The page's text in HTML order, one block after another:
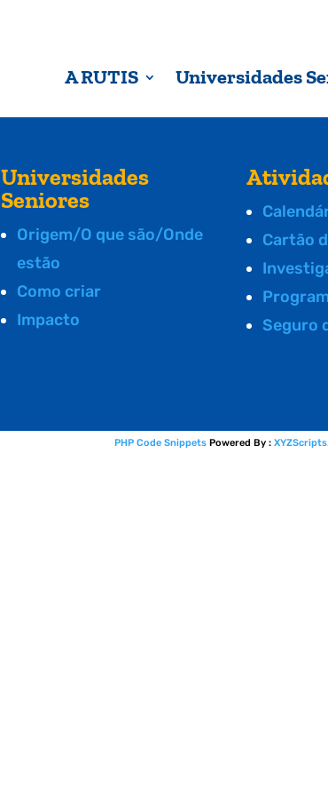
A RUTIS Universidades
Universidades
Seniores
Origem/O que são/Onde
estão
Como criar
Impacto
Cartão
Seguro
PHP Code Snippets Powered By :